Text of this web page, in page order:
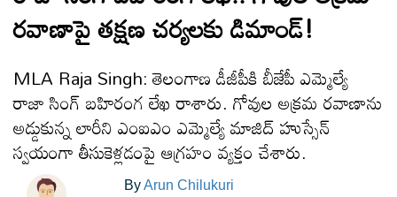
తాజా
తెలంగాణ
ఆంధ్రప్రదేశ్
రవాణాపై తక్షణ చర్యలకు డిమాండ్!
MLA Raja Singh: తెలంగాణ డీజీపీకి బీజేపీ ఎమ్మెల్యే
రాజా సింగ్ బహిరంగ లేఖ రాశారు. గోవుల అక్రమ రవాణాను
అడ్డుకున్న లారీని ఎంఐఎం ఎమ్మెల్యే మాజిద్ హుస్సేన్
స్వయంగా తీసుకెళ్లడంపై ఆగ్రహం వ్యక్తం చేశారు.
ByArun Chilukuri